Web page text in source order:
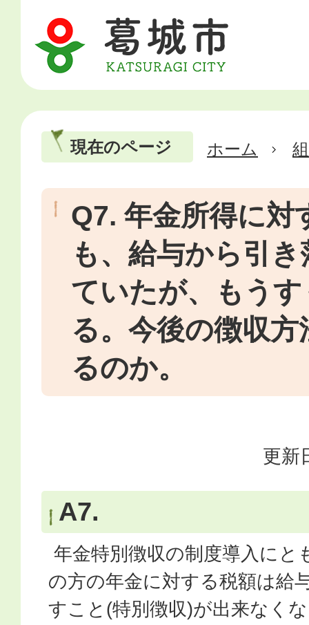
現在のページ ホーム
Q7. 年金所得に対
も、給与から引
ていたが、もう
る。今後の徴収
るのか。
更新
A7.
年金特別徴収の制度導入にと
の方の年金に対する税額は給
すこと(特別徴収)が出来なく